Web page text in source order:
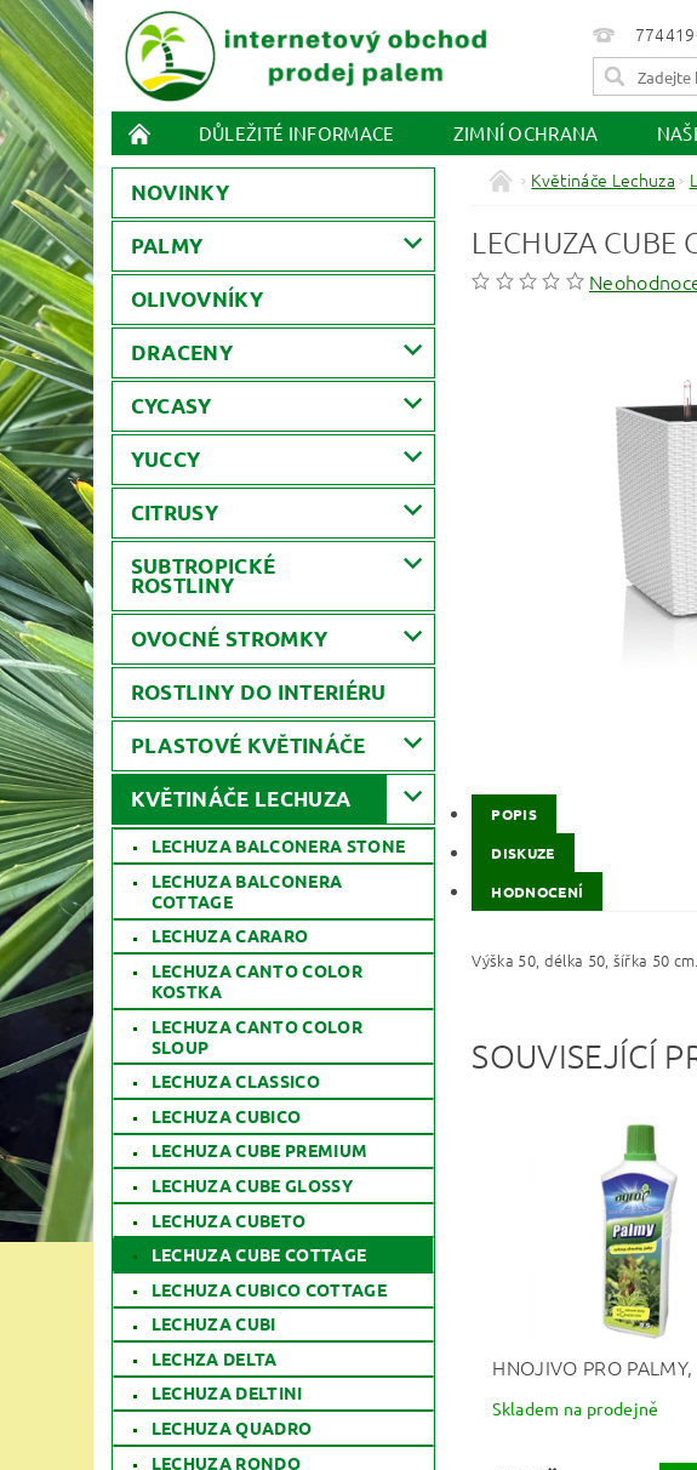
DŮLEŽITÉ INFORMACE ZIMNÍ OCHRANA
NOVINKY
PALMY
OLIVOVNÍKY
DRACENY
CYCASY
YUCCY
CITRUSY
SUBTROPICKÉ
ROSTLINY
OVOCNÉ STROMKY
ROSTLINY DO INTERIÉRU
PLASTOVÉ KVĚTINÁČE
KVĚTINÁČE LECHUZA
LECHUZA BALCONERA STONE
LECHUZA BALCONERA
COTTAGE
LECHUZA CARARO
LECHUZA CANTO COLOR
KOSTKA
LECHUZA CANTO COLOR
SLOUP
LECHUZA CLASSICO
LECHUZA CUBICO
LECHUZA CUBE PREMIUM
LECHUZA CUBE GLOSSY
LECHUZA CUBETO
LECHUZA CUBE COTTAGE
LECHUZA CUBICO COTTAGE
LECHUZA CUBI
LECHZA DELTA
LECHUZA DELTINI
LECHUZA QUADRO
LECHUZA RONDO
Květináče Lechuza
LECHUZA CUBE
POPIS
DISKUZE
HODNOCENÍ
Výška 50, délka 50, šířka 50 cm.
SOUVISEJÍCÍ
HNOJIVO PRO PALMY,
Skladem na prodejně